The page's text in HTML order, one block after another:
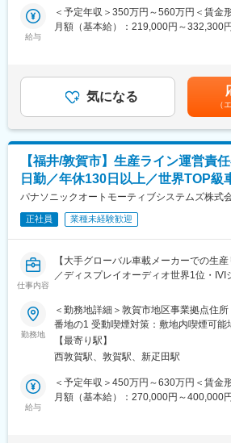
◎製造現場に近い立場で改善成果を実感
◎IE未経験でも、製造業経験や工程改善
◎組織の次世代を担う中核人材として活
各拠点で安定的にIE業務を継続するため
て育成・活躍いただける方を採用します
福井拠点で1名の採用を予定しています
■当社の特徴
◇世の中のあらゆるモノの中で、人々の
「半導体」。
◇当社はその半導体製造の中でも「後工
品に最も近い領域の専業メーカーです。
◇世界トップクラスの先端技術と生産規
導体を通じて世界中の人々の暮らしを
変更の範囲：会社の定める業務
■業務内容：
全国のお客様にパナソニック製品とサー
お客様のご自宅に訪問し、製品を安全
暮らしの安心を支える役割を担います。
修理対応は企業への信頼そのものに繋
エアコン・洗濯機・冷蔵庫などの白物家
担当します。
・9時 出社／修理内容の確認、当日の
・10時 準備／修理に必要な工具類、
です。
・17時 帰社
■入社後の流れ：
研修・OJTを通じて段階的に技術習得で
る体制を整えています。
各サービスセンターには複数名の技術
中途入社者も多く、穏やかで相談しや
給与
＜予定年収＞350万円～560万円＜賃金
月額（基本給）：219,000円～332,300
回（4月）■手当：出張修理技術員手当
手当賃金はあくまでも目安の金額であ
可能性があります。月給(月額)は固定手
気になる
（
【福井/敦賀市】生産ライン運営責
日勤／年休130日以上／世界TOP級
パナソニックオートモーティブシステムズ株式
正社員 業種未経験歓迎
仕事内容
【大手グローバル車載メーカーでの生
／ディスプレイオーディオ世界1位・IVI
130日以上】
■担当業務／期待する役割
・担当領域（複数ライン・工程）の運営
・QCD（品質・コスト・納期）の達成責
・現場メンバー（リーダー・作業者）
・トラブル発生時の初動判断および上
・製造課方針の現場への落とし込みと実
勤務地
＜勤務地詳細＞敦賀市地区事業拠点住
番地の1 受動喫煙対策：敷地内喫煙可能
社の定める事業所（リモートワーク含む
【最寄り駅】
西敦賀駅、敦賀駅、新疋田駅
給与
＜予定年収＞450万円～630万円＜賃金
月額（基本給）：270,000円～400,000